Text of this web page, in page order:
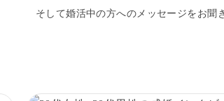
そして婚活中の方へのメッセージをお聞